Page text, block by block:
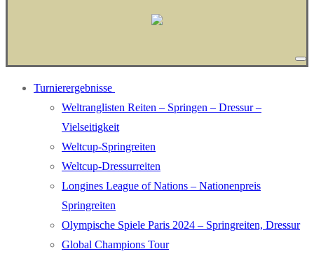
Turnierergebnisse
Weltranglisten Reiten – Springen – Dressur –
Vielseitigkeit
Weltcup-Springreiten
Weltcup-Dressurreiten
Longines League of Nations – Nationenpreis
Springreiten
Olympische Spiele Paris 2024 – Springreiten, Dressur
Global Champions Tour